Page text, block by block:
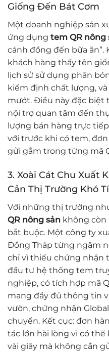
Giống Đến Bát Cơm
Một doanh nghiệp sản
ứng dụng tem QR nông
cánh đồng đến bữa ăn”.
khách hàng thấy tên
lịch sử sử dụng phân
kiểm định chất lượng,
mướt. Điều này đặc biệt
nội trợ quan tâm đến
lượng bán hàng trực
với trước khi có tem,
gửi gắm trong từng mã
3. Xoài Cát Chu Xuất
Cản Thị Trường Khó
Với những thị trường
QR nông sản không còn
bắt buộc. Một công ty
Đồng Tháp từng ngậm
chỉ vì thiếu chứng nhận
đầu tư hệ thống tem
nghiệp, có tích hợp mã
mang đầy đủ thông tin
vườn, chứng nhận
chuyển. Kết cục: đơn
tác lớn hài lòng vì có
vài giây mà không cần